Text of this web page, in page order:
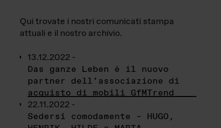
Qui trovate i nostri comunicati stampa
attuali e il nostro archivio.
13.12.2022 -
Das ganze Leben è il nuovo
partner dell’associazione di
acquisto di mobili GfMTrend
22.11.2022 -
Sedersi comodamente – HUGO,